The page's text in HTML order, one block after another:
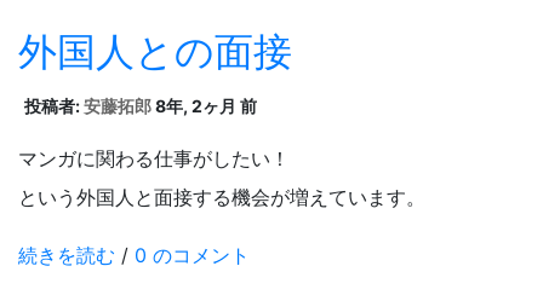
外国人との面接
投稿者:安藤拓郎8年, 2ヶ月 前
マンガに関わる仕事がしたい！
という外国人と面接する機会が増えています。
続きを読む / 0 のコメント